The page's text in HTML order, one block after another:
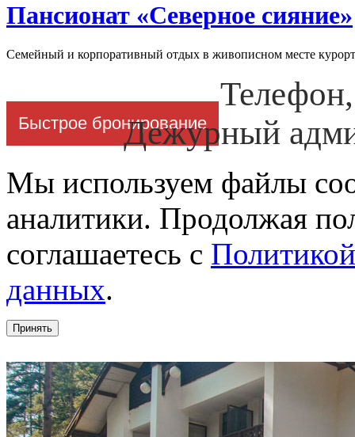
Пансионат «Северное сияние»
Семейный и корпоративный отдых в живописном месте
Дежурный
Быстрое бронирование
Мы используем файлы
аналитики. Продолжая
соглашаетесь с
данных.
Принять